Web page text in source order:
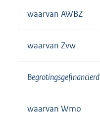
waarvan AWBZ
waarvan Zvw
Begrotingsgefinancierd
waarvan Wmo